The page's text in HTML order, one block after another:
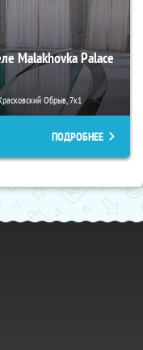
Malakhovka Palace
Обрыв, 7к1
ПОДРОБНЕЕ